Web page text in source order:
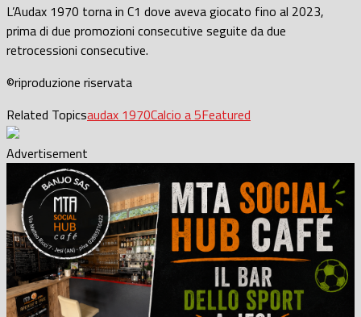
L’Audax 1970 torna in C1 dove aveva giocato fino al 2023,
prima di due promozioni consecutive seguite da due
retrocessioni consecutive.
©riproduzione riservata
Related Topicsaudax 1970Calcio a 5Featured
Advertisement